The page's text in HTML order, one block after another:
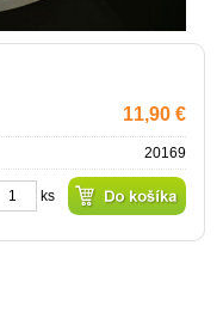
11,90 €
20169
ks